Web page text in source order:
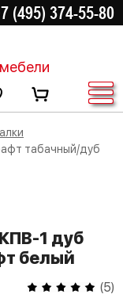
(495) 374-55-80
белый
(5)